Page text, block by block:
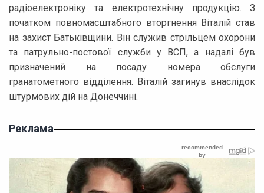
радіоелектроніку та електротехнічну продукцію. З
початком повномасштабного вторгнення Віталій став
на захист Батьківщини. Він служив стрільцем охорони
та патрульно-постової служби у ВСП, а надалі був
призначений на посаду номера обслуги
гранатометного відділення. Віталій загинув внаслідок
штурмових дій на Донеччині.
Реклама